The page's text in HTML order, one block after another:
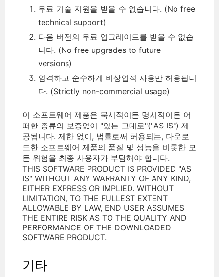
무료 기술 지원을 받을 수 없습니다. (No free
technical support)
다음 버전의 무료 업그레이드를 받을 수 없습
니다. (No free upgrades to future
versions)
엄격하고 순수하게 비상업적 사용만 허용됩니
다. (Strictly non-commercial usage)
이 소프트웨어 제품은 묵시적이든 명시적이든 어
떠한 종류의 보증없이 "있는 그대로"("AS IS") 제
공됩니다. 제한 없이, 법률로써 허용되는, 다운로
드한 소프트웨어 제품의 품질 및 성능을 비롯한 모
든 위험을 최종 사용자가 부담해야 합니다.
THIS SOFTWARE PRODUCT IS PROVIDED "AS
IS" WITHOUT ANY WARRANTY OF ANY KIND,
EITHER EXPRESS OR IMPLIED. WITHOUT
LIMITATION, TO THE FULLEST EXTENT
ALLOWABLE BY LAW, END USER ASSUMES
THE ENTIRE RISK AS TO THE QUALITY AND
PERFORMANCE OF THE DOWNLOADED
SOFTWARE PRODUCT.
기타